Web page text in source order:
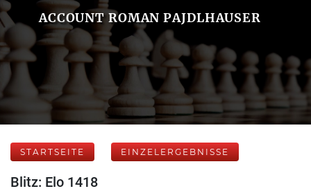
ACCOUNT ROMAN PAJDLHAUSER
STARTSEITE EINZELERGEBNISSE
Blitz: Elo 1418